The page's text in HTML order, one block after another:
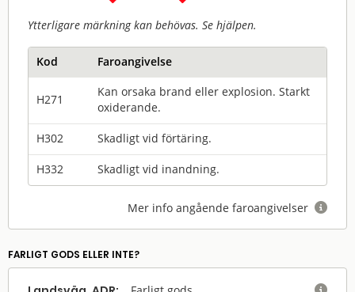
Ytterligare märkning kan behövas. Se hjälpen.
Kod Faroangivelse
H271
Kan orsaka brand eller explosion. Starkt
oxiderande.
H302 Skadligt vid förtäring.
H332 Skadligt vid inandning.
Mer info angående faroangivelser 
FARLIGT GODS ELLER INTE?